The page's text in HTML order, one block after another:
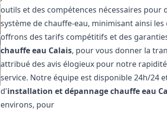
outils et des compétences nécessaires
système de chauffe-eau, minimisant ainsi
offrons des tarifs compétitifs et des
chauffe eau Calais, pour vous donner la
attribué des avis élogieux pour notre
service. Notre équipe est disponible 24h/24
d'installation et dépannage chauffe eau
environs, pour